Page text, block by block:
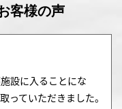
客様の声
設に入ることにな
っていただきました。